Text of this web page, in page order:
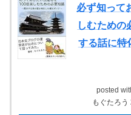
必ず知って
しむための
する話に特
posted
もぐたろ